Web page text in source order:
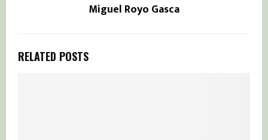
Miguel Royo Gasca
RELATED POSTS